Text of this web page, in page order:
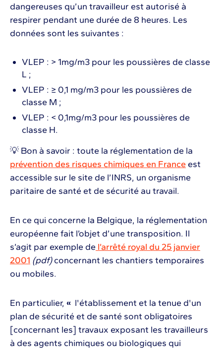
dangereuses qu’un travailleur est autorisé à
respirer pendant une durée de 8 heures. Les
données sont les suivantes :
VLEP : > 1mg/m3 pour les poussières de classe
L ;
VLEP : ≥ 0,1 mg/m3 pour les poussières de
classe M ;
VLEP : < 0,1mg/m3 pour les poussières de
classe H.
💡 Bon à savoir : toute la réglementation de la
prévention des risques chimiques en France est
accessible sur le site de l’INRS, un organisme
paritaire de santé et de sécurité au travail.
En ce qui concerne la Belgique, la réglementation
européenne fait l’objet d’une transposition. Il
s’agit par exemple de l’arrêté royal du 25 janvier
2001 (pdf)concernant les chantiers temporaires
ou mobiles.
En particulier, « l'établissement et la tenue d'un
plan de sécurité et de santé sont obligatoires
[concernant les] travaux exposant les travailleurs
à des agents chimiques ou biologiques qui